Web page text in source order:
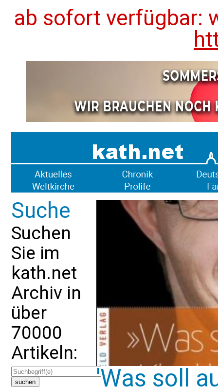
ab sofort verfügbar:
Suche
Suchen
Sie im
kath.net
Archiv in
über
70000
Artikeln:
'Was soll